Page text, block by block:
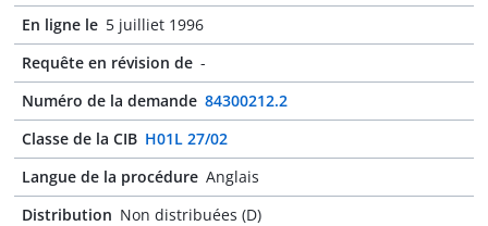
En ligne le 5 juilliet 1996
Requête en révision de -
Numéro de la demande 84300212.2
Classe de la CIB H01L 27/02
Langue de la procédure Anglais
Distribution Non distribuées (D)